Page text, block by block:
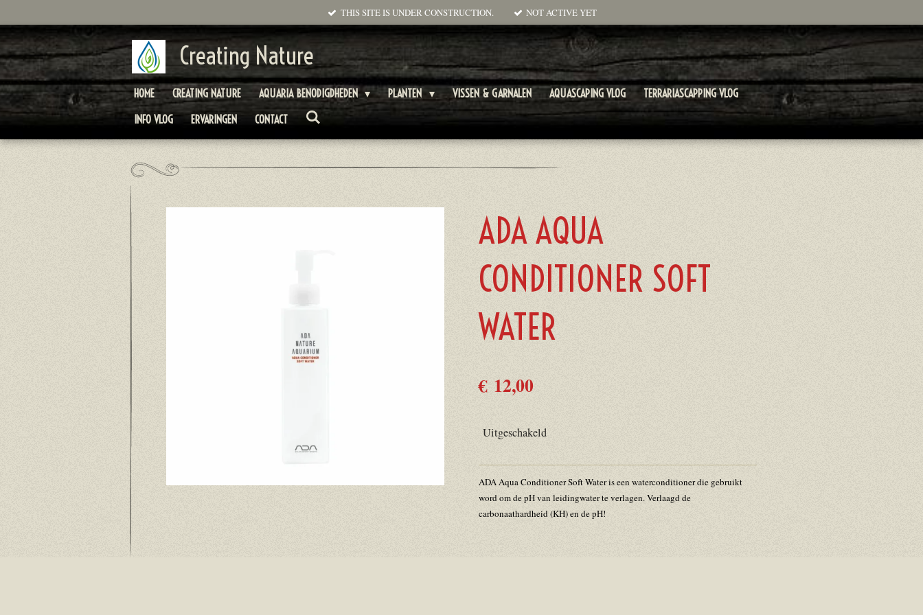
naar
de
hoofdinhoud
THIS SITE IS UNDER CONSTRUCTION. NOT ACTIVE YET
Creating Nature
HOME CREATING NATURE AQUARIA BENODIGDHEDEN PLANTEN VISSEN & GARNALEN AQUASCAPING VLOG
TERRARIASCAPPING VLOG
INFO VLOG
ERVARINGEN CONTACT
ADA AQUA
CONDITIONER SOFT
WATER
€ 12,00
Uitgeschakeld
ADA Aqua Conditioner Soft Water is een waterconditioner die gebruikt
word om de pH van leidingwater te verlagen. Verlaagd de
carbonaathardheid (KH) en de pH!